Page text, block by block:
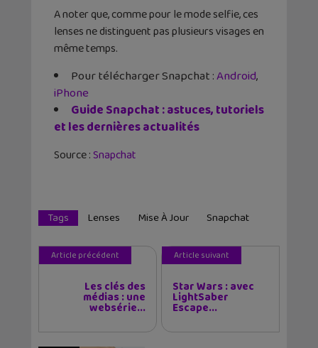
A noter que, comme pour le mode selfie, ces
lenses ne distinguent pas plusieurs visages en
même temps.
Pour télécharger Snapchat :Android,
iPhone
Guide Snapchat : astuces, tutoriels
et les dernières actualités
Source :Snapchat
Tags Lenses Mise À Jour Snapchat
Article précédent
Les clés des
médias : une
websérie...
Article suivant
Star Wars : avec
LightSaber
Escape...